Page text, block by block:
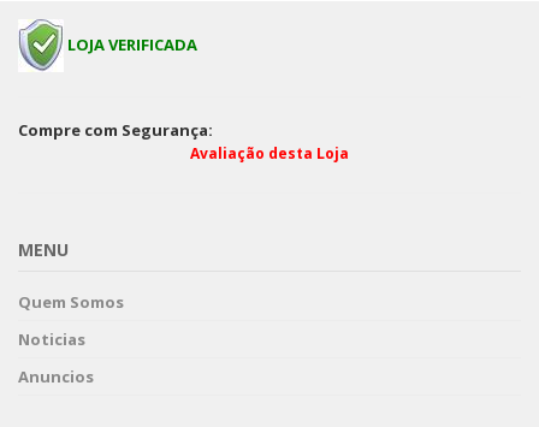
LOJA VERIFICADA
Compre com Segurança:
Avaliação desta Loja
MENU
Quem Somos
Noticias
Anuncios